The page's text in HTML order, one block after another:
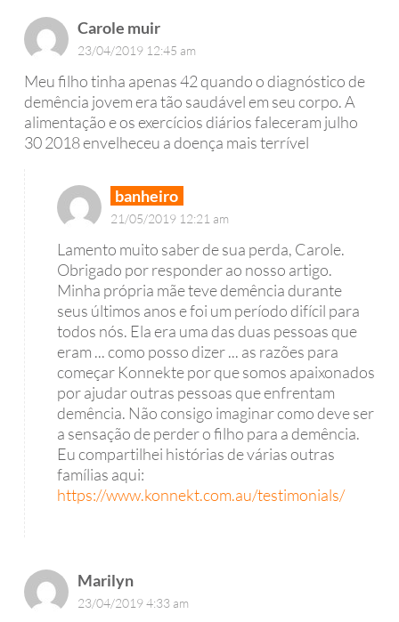
Carole muir
23/04/2019 12:45 am
Meu filho tinha apenas 42 quando o diagnóstico de
demência jovem era tão saudável em seu corpo. A
alimentação e os exercícios diários faleceram julho
30 2018 envelheceu a doença mais terrível
banheiro
21/05/2019 12:21 am
Lamento muito saber de sua perda, Carole.
Obrigado por responder ao nosso artigo.
Minha própria mãe teve demência durante
seus últimos anos e foi um período difícil para
todos nós. Ela era uma das duas pessoas que
eram ... como posso dizer ... as razões para
começar Konnekte por que somos apaixonados
por ajudar outras pessoas que enfrentam
demência. Não consigo imaginar como deve ser
a sensação de perder o filho para a demência.
Eu compartilhei histórias de várias outras
famílias aqui:
https://www.konnekt.com.au/testimonials/
Marilyn
23/04/2019 4:33 am